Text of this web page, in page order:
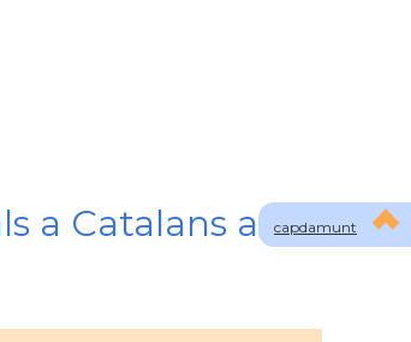
capdamunt
a Catalans a